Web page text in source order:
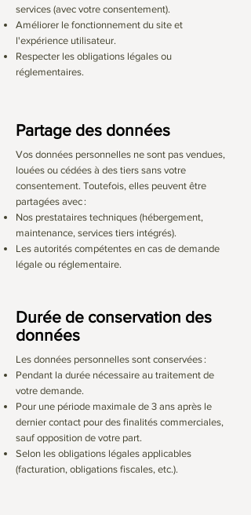
services (avec votre consentement).
Améliorer le fonctionnement du site et
l'expérience utilisateur.
Respecter les obligations légales ou
réglementaires.
Partage des données
Vos données personnelles ne sont pas vendues,
louées ou cédées à des tiers sans votre
consentement. Toutefois, elles peuvent être
partagées avec :
Nos prestataires techniques (hébergement,
maintenance, services tiers intégrés).
Les autorités compétentes en cas de demande
légale ou réglementaire.
Durée de conservation des
données
Les données personnelles sont conservées :
Pendant la durée nécessaire au traitement de
votre demande.
Pour une période maximale de 3 ans après le
dernier contact pour des finalités commerciales,
sauf opposition de votre part.
Selon les obligations légales applicables
(facturation, obligations fiscales, etc.).